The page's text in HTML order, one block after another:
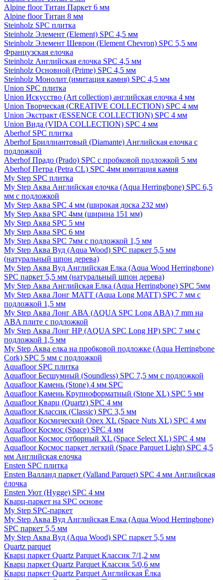
Alpine floor Титан Паркет 6 мм
Alpine floor Титан 8 мм
Steinholz SPC плитка
Steinholz Элемент (Element) SPC 4,5 мм
Steinholz Элемент Шеврон (Element Chevron) SPC 5,5 мм
Французская елочка
Steinholz Английская елочка SPC 4,5 мм
Steinholz Основной (Prime) SPC 4,5 мм
Steinholz Монолит (имитация камня) SPC 4,5 мм
Union SPC плитка
Union Искусство (Art collection) английская елочка 4 мм
Union Творческая (CREATIVE COLLECTION) SPC 4 мм
Union Экстракт (ESSENCE COLLECTION) SPC 4 мм
Union Вида (VIDA COLLECTION) SPC 4 мм
Aberhof SPC плитка
Aberhof Бриллиантовый (Diamante) Английская елочка с
подложкой
Aberhof Прадо (Prado) SPC с пробковой подложкой 5 мм
Aberhof Петра (Petra CL) SPC 4мм имитация камня
My Step SPC плитка
My Step Аква Английская елочка (Aqua Herringbone) SPC 6,5
мм с подложкой
My Step Аква SPC 4 мм (широкая доска 232 мм)
My Step Аква SPC 4мм (ширина 151 мм)
My Step Аква SPC 5 мм
My Step Аква SPC 6 мм
My Step Аква SPC 7мм c подложкой 1,5 мм
My Step Аква Вуд (Aqua Wood) SPC паркет 5,5 мм
(натуральный шпон дерева)
My Step Аква Вуд Английская Елка (Aqua Wood Herringbone)
SPC паркет 5,5 мм (натуральный шпон дерева)
My Step Аква Английская Елка (Aqua Herringbone) SPC 5мм
My Step Аква Лонг MATT (Aqua Long MATT) SPC 7 мм с
подложкой 1,5 мм
My Step Аква Лонг АВА (AQUA SPC Long ABA) 7 mm на
ABA плите с подложкой
My Step Аква Лонг НР (AQUA SPC Long HP) SPC 7 мм с
подложкой 1,5 мм
My Step Аква елка на пробковой подложке (Aqua Herringbone
Cork) SPC 5 мм с подложкой
Aquafloor SPC плитка
Aquafloor Бесшумный (Soundless) SPC 7,5 мм с подложкой
Aquafloor Камень (Stone) 4 мм SPC
Aquafloor Камень Крупноформатный (Stone XL) SPC 5 мм
Aquafloor Кварц (Quartz) SPC 4 мм
Aquafloor Классик (Classic) SPC 3,5 мм
Aquafloor Космический Орех XL (Space Nuts XL) SPC 4 мм
Aquafloor Космос (Space) SPC 4 мм
Aquafloor Космос отборный XL (Space Select XL) SPC 4 мм
Aquafloor Космос паркет легкий (Space Parquet Light) SPC 4,5
мм Английская елочка
Ensten SPC плитка
Ensten Валланд паркет (Valland Parquet) SPC 4 мм Английская
ёлочка
Ensten Уют (Hygge) SPC 4 мм
Кварц-паркет на SPC основе
My Step SPC-паркет
My Step Аква Вуд Английская Елка (Aqua Wood Herringbone)
SPC паркет 5,5 мм
My Step Аква Вуд (Aqua Wood) SPC паркет 5,5 мм
Quartz parquet
Кварц паркет Quartz Parquet Классик 7/1,2 мм
Кварц паркет Quartz Parquet Классик 5/0,6 мм
Кварц паркет Quartz Parquet Английская Ёлка